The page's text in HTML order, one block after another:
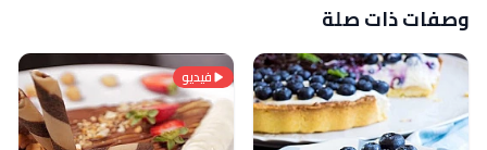
وصفات ذات صلة
فيديو